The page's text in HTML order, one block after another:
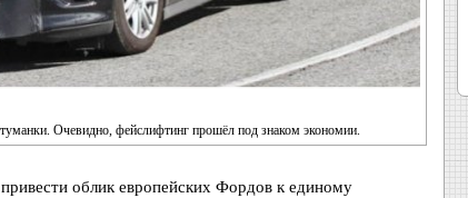
Очевидно, фейслифтинг прошёл под знаком экономии.
облик европейских Фордов к единому